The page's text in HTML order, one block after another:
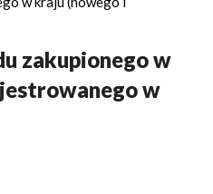
zakupionego w
w